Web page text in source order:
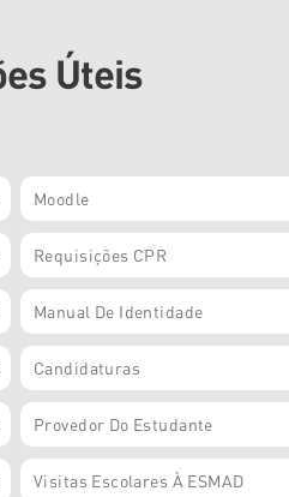
Úteis
Moodle
Requisições CPR
Manual De Identidade
Candidaturas
Provedor Do Estudante
Visitas Escolares À ESMAD